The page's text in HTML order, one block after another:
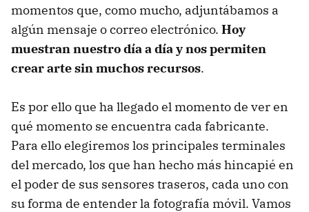
momentos que, como mucho, adjuntábamos a
algún mensaje o correo electrónico. Hoy
muestran nuestro día a día y nos permiten
crear arte sin muchos recursos.
Es por ello que ha llegado el momento de ver en
qué momento se encuentra cada fabricante.
Para ello elegiremos los principales terminales
del mercado, los que han hecho más hincapié en
el poder de sus sensores traseros, cada uno con
su forma de entender la fotografía móvil. Vamos